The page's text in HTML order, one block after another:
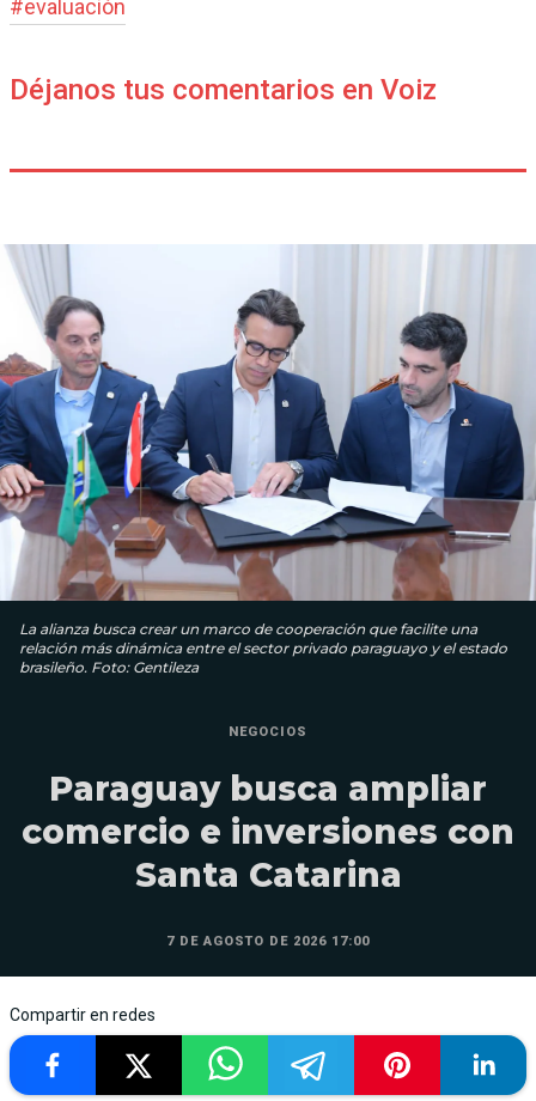
#evaluación
Déjanos tus comentarios en Voiz
La alianza busca crear un marco de cooperación que facilite una
relación más dinámica entre el sector privado paraguayo y el estado
brasileño. Foto: Gentileza
NEGOCIOS
Paraguay busca ampliar
comercio e inversiones con
Santa Catarina
7 DE AGOSTO DE 2026 17:00
Compartir en redes